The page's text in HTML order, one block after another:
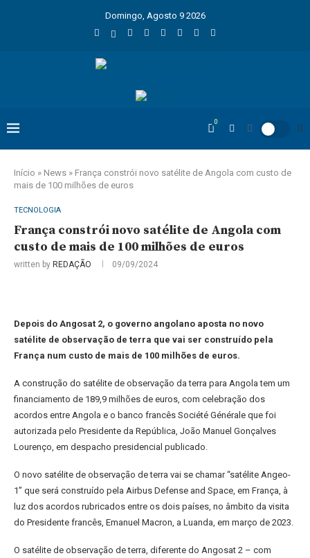
Domingo, Agosto 9 2026
0
Início » News » França constrói novo satélite de Angola com custo de
mais de 100 milhões de euros
TECNOLOGIA
França constrói novo satélite de Angola com
custo de mais de 100 milhões de euros
written by REDAÇÃO 09/09/2024
Depois do Angosat 2, o governo angolano aposta no novo
satélite de observação de terra que vai ser construído pela
França num custo de mais de 100 milhões de euros.
A construção do satélite de observação da terra para Angola tem um
financiamento de 189,9 milhões de euros, com celebração dos
acordos entre Angola e o banco francês Société Générale que foi
autorizada pelo Presidente da República, João Manuel Gonçalves
Lourenço, em despacho presidencial publicado.
O novo satélite de observação de terra vai se chamar “satélite Angeo-
1” que será construído pela Airbus Defense and Space, em França, à
luz dos acordos rubricados entre os dois países, no âmbito da visita
do Presidente francês, Emanuel Macron, a Luanda, em março de 2023.
O satélite de observação de terra, diferente do Angosat 2 – com